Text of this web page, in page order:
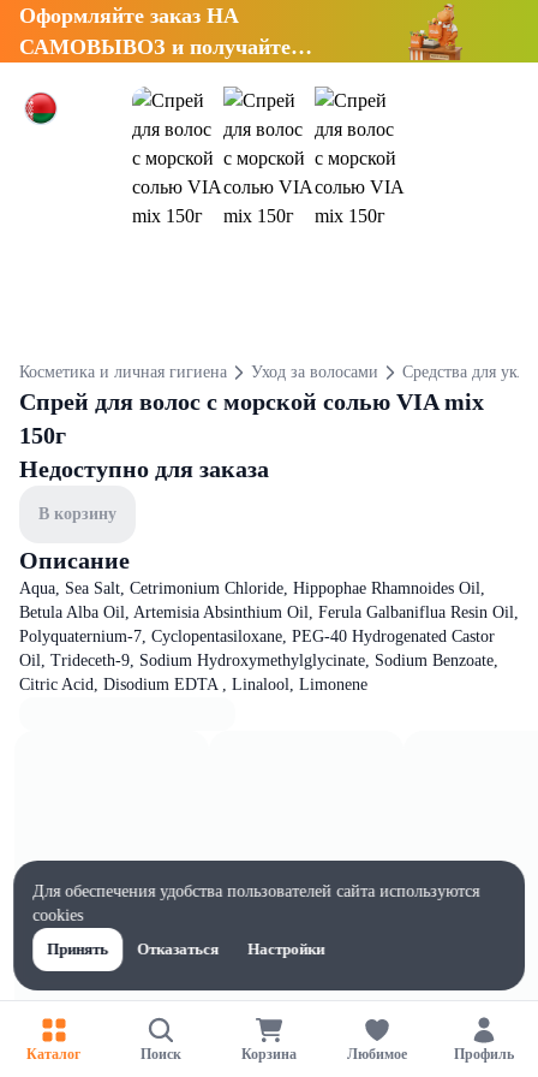
Оформляйте заказ НА
САМОВЫВОЗ и получайте
Косметика и личная гигиена Уход за волосами Средства для
Спрей для волос с морской солью VIA mix
150г
Недоступно для заказа
В корзину
Описание
Aqua, Sea Salt, Cetrimonium Chloride, Hippophae Rhamnoides Oil,
Betula Alba Oil, Artemisia Absinthium Oil, Ferula Galbaniflua Resin Oil,
Polyquaternium-7, Cyclopentasiloxane, PEG-40 Hydrogenated Castor
Oil, Trideceth-9, Sodium Hydroxymethylglycinate, Sodium Benzoate,
Citric Acid, Disodium EDTA , Linalool, Limonene
Каталог Поиск Корзина Любимое Профиль
Для обеспечения удобства пользователей сайта используются
cookies
Принять
Отказаться Настройки